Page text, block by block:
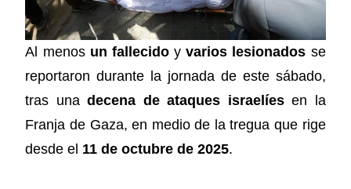
Al menos un fallecidoyvarios lesionados se
reportaron durante la jornada de este sábado,
tras unadecena de ataques israelíesen la
Franja de Gaza, en medio de la tregua que rige
desde el 11 de octubre de 2025.